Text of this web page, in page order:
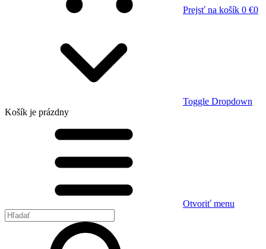
Prejsť na košík 0 €0
Toggle Dropdown
Košík je prázdny
Otvoriť menu